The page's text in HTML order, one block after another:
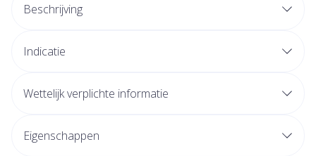
Beschrijving
Indicatie
Wettelijk verplichte informatie
Eigenschappen